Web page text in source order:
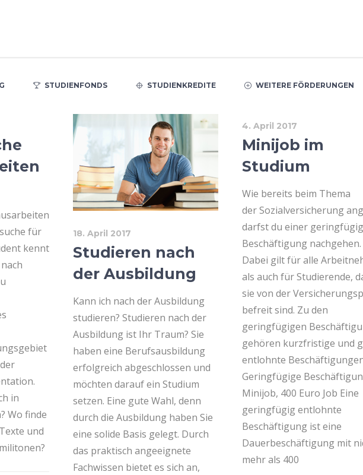
STUDIENFONDS STUDIENKREDITE WEITERE FÖRDERUNGEN
für
kennt
in
Wo finde
und
18. April 2017
Studieren nach
der Ausbildung
Kann ich nach der Ausbildung
studieren? Studieren nach der
Ausbildung ist Ihr Traum? Sie
haben eine Berufsausbildung
erfolgreich abgeschlossen und
möchten darauf ein Studium
setzen. Eine gute Wahl, denn
durch die Ausbildung haben Sie
eine solide Basis gelegt. Durch
das praktisch angeeignete
Fachwissen bietet es sich an,
4. April 2017
Minijob im
Studium
Wie bereits beim Thema
der Sozialversicherung
darfst du einer
Beschäftigung nachgehen.
Dabei gilt für alle
als auch für Studierende,
sie von der
befreit sind. Zu den
geringfügigen
gehören kurzfristige und
entlohnte
Geringfügige
Minijob, 400 Euro Job Eine
geringfügig entlohnte
Beschäftigung ist eine
Dauerbeschäftigung mit
mehr als 400